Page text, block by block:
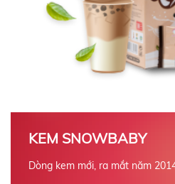
KEM SNOWBABY
Dòng kem mới, ra mắt năm